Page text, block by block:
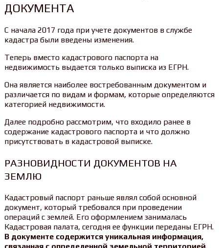
ДОКУМЕНТА
С начала 2017 года при учете документов в службе
кадастра были введены изменения.
Теперь вместо кадастрового паспорта на
недвижимость выдается только выписка из ЕГРН.
Она является наиболее востребованным документом и
различается по видам и формам, которые определяются
категорией недвижимости.
Далее подробно рассмотрим, что входило ранее в
содержание кадастрового паспорта и что должно
присутствовать в кадастровой выписке.
РАЗНОВИДНОСТИ ДОКУМЕНТОВ НА
ЗЕМЛЮ
Кадастровый паспорт раньше являл собой основной
документ, который требовался при проведении
операций с землей. Его оформлением занималась
Кадастровая палата, сегодня ее функции переданы ЕГРН.
В документе содержится уникальная информация,